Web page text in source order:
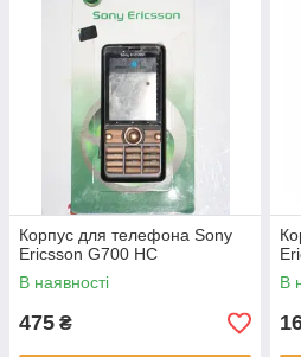
Корпус для телефона Sony
Ericsson G700 HC
В наявності
475 ₴
В